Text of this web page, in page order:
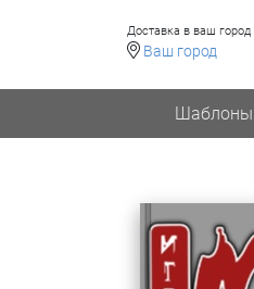
Доставка в ваш город
Ваш город
Шаблоны